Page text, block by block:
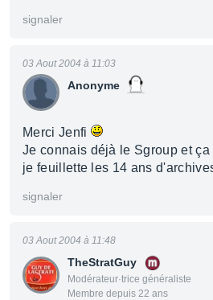
signaler
Anonyme
03 Aout 2004 à 11:03
Merci Jenfi
Je connais déjà le Sgroup et
je feuillette les 14 ans
signaler
TheStratGuy
Modérateur·trice généraliste
Membre depuis 22 ans
03 Aout 2004 à 11:48